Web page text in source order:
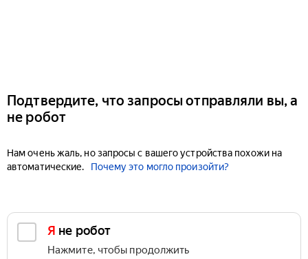
Подтвердите, что запросы отправляли вы, а
не робот
Нам очень жаль, но запросы с вашего устройства похожи на
автоматические.
Почему это могло произойти?
Я не робот
Нажмите, чтобы продолжить